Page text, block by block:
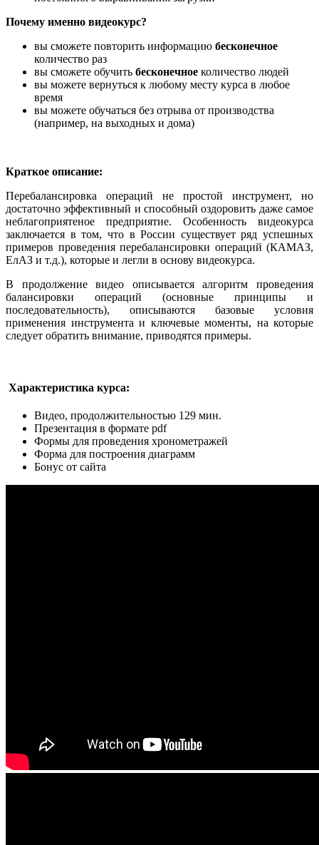
Почему именно видеокурс?
вы сможете повторить информацию бесконечное
количество раз
вы сможете обучить бесконечное количество людей
вы можете вернуться к любому месту курса в любое
время
вы можете обучаться без отрыва от производства
(например, на выходных и дома)
Краткое описание:
Перебалансировка операций не простой инструмент, но
достаточно эффективный и способный оздоровить даже самое
неблагоприятеное предприятие. Особенность видеокурса
заключается в том, что в России существует ряд успешных
примеров проведения перебалансировки операций (КАМАЗ,
ЕлАЗ и т.д.), которые и легли в основу видеокурса.
В продолжение видео описывается алгоритм проведения
балансировки операций (основные принципы и
последовательность), описываются базовые условия
применения инструмента и ключевые моменты, на которые
следует обратить внимание, приводятся примеры.
Характеристика курса:
Видео, продолжительностью 129 мин.
Презентация в формате pdf
Формы для проведения хронометражей
Форма для построения диаграмм
Бонус от сайта